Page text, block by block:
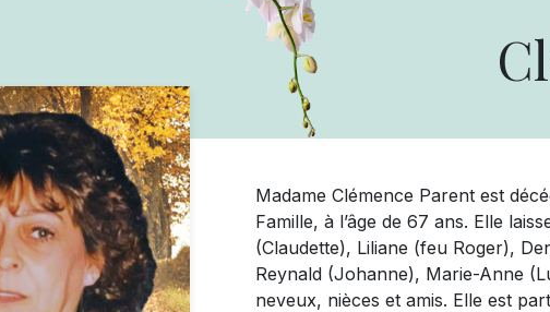
Madame Clémence Parent est
Famille, à l’âge de 67 ans. Elle
(Claudette), Liliane (feu Roger),
Reynald (Johanne), Marie-Anne
neveux, nièces et amis. Elle est